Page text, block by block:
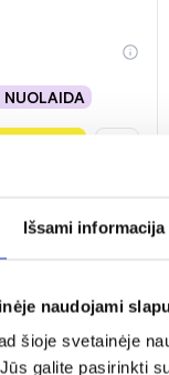
Išsami informacija
naudojami
šioje svetainėje
galite pasirinkti
5